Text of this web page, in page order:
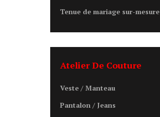
Tenue de mariage sur-mesure
Atelier De Couture
Veste / Manteau
Pantalon / Jeans